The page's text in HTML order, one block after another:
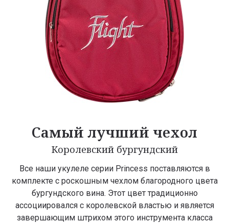
Самый лучший чехол
Королевский бургундский
Все наши укулеле серии Princess поставляются в
комплекте с роскошным чехлом благородного цвета
бургундского вина. Этот цвет традиционно
ассоциировался с королевской властью и является
завершающим штрихом этого инструмента класса